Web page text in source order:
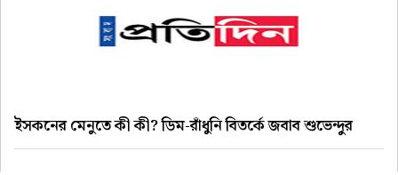
ইসকনের মেনুতে কী কী? ডিম-রাঁধুনি বিতর্কে জবাব শুভেন্দুর